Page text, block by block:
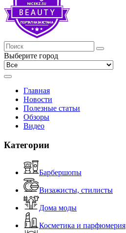
Выберите город
Главная
Новости
Полезные статьи
Обзоры
Видео
Категории
Барбершопы
Визажисты, стилисты
Дома моды
Косметика и парфюмерия